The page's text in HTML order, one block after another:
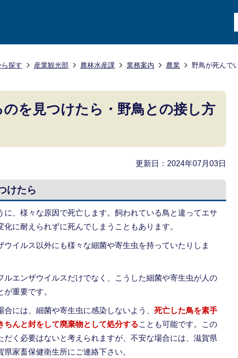
探す 産業観光部 農林水産課 業務案内 農業
野鳥が死んで
を見つけたら・野鳥との接し方
更新日：2024年07月03日
けたら
に、様々な原因で死亡します。飼われている鳥と違ってエサ
に耐えられずに死んでしまうこともあります。
ウイルス以外にも様々な細菌や寄生虫を持っていたりしま
ルエンザウイルスだけでなく、こうした細菌や寄生虫が人の
重要です。
には、細菌や寄生虫に感染しないよう、 死亡した鳥を素手
ちんと封をして廃棄物として処分することも可能です。この
だく必要はないと考えられますが、不安な場合には、滋賀県
家畜保健衛生所にご連絡下さい。